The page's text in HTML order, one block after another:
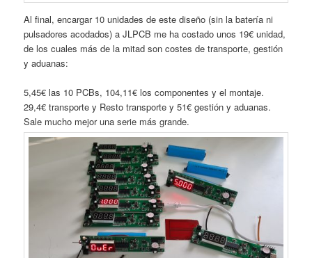
Al final, encargar 10 unidades de este diseño (sin la batería ni
pulsadores acodados) a JLPCB me ha costado unos 19€ unidad,
de los cuales más de la mitad son costes de transporte, gestión
y aduanas:
5,45€ las 10 PCBs, 104,11€ los componentes y el montaje.
29,4€ transporte y Resto transporte y 51€ gestión y aduanas.
Sale mucho mejor una serie más grande.